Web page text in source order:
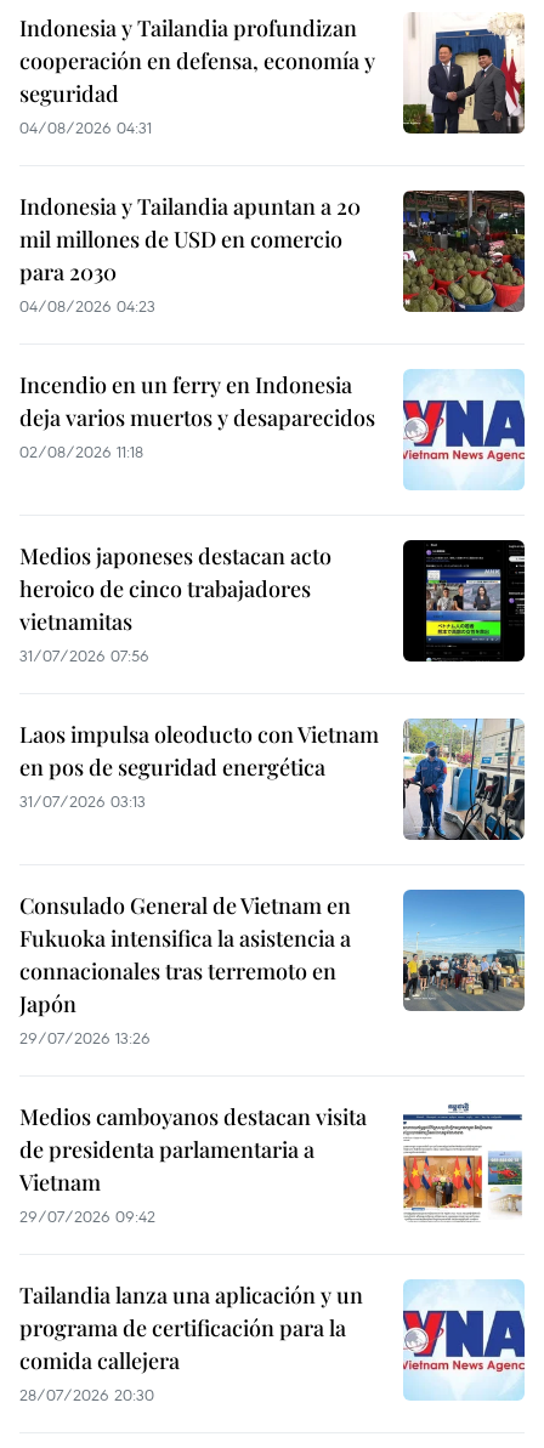
Indonesia y Tailandia profundizan
cooperación en defensa, economía y
seguridad
04/08/2026 04:31
Indonesia y Tailandia apuntan a 20
mil millones de USD en comercio
para 2030
04/08/2026 04:23
Incendio en un ferry en Indonesia
deja varios muertos y desaparecidos
02/08/2026 11:18
Medios japoneses destacan acto
heroico de cinco trabajadores
vietnamitas
31/07/2026 07:56
Laos impulsa oleoducto con Vietnam
en pos de seguridad energética
31/07/2026 03:13
Consulado General de Vietnam en
Fukuoka intensifica la asistencia a
connacionales tras terremoto en
Japón
29/07/2026 13:26
Medios camboyanos destacan visita
de presidenta parlamentaria a
Vietnam
29/07/2026 09:42
Tailandia lanza una aplicación y un
programa de certificación para la
comida callejera
28/07/2026 20:30